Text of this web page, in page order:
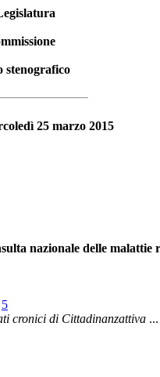
stenografico
25 marzo 2015
nazionale delle malattie
5
cronici di Cittadinanzattiva ...